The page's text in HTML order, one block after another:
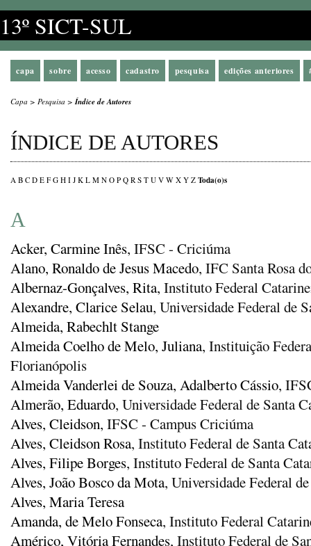
13º SICT-SUL
capa sobre acesso cadastro pesquisa edições anteriores
Capa > Pesquisa >Índice de Autores
ÍNDICE DE AUTORES
A B C D E F G H I J K L M N O P Q R S T U V W X Y Z Toda(o)s
A
Acker, Carmine Inês, IFSC - Criciúma
Alano, Ronaldo de Jesus Macedo, IFC Santa Rosa
Albernaz-Gonçalves, Rita, Instituto Federal
Alexandre, Clarice Selau, Universidade Federal de
Almeida, Rabechlt Stange
Almeida Coelho de Melo, Juliana, Instituição
Florianópolis
Almeida Vanderlei de Souza, Adalberto Cássio,
Almerão, Eduardo, Universidade Federal de Santa
Alves, Cleidson, IFSC - Campus Criciúma
Alves, Cleidson Rosa, Instituto Federal de Santa
Alves, Filipe Borges, Instituto Federal de Santa
Alves, João Bosco da Mota, Universidade Federal
Alves, Maria Teresa
Amanda, de Melo Fonseca, Instituto Federal
Américo, Vitória Fernandes, Instituto Federal de